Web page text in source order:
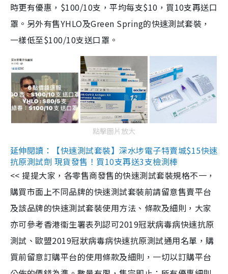
時更有優惠，$100/10支，平均每支$10，買10支再送口
罩。另外有售YHLO及Green Spring的快速測試套裝，
一樣低至$100/10支送口罩。
點擊圖片放大
延伸閱讀：【快速測試套裝】深水埗電子特賣城$15快速
抗原測試劑 現貨發售！買10支再送3支檢測棒
<< 提提大家，各零售商發售的快速測試套裝規格不一，
購買市面上不同品牌的快速測試套裝前請留意售賣平台
及該品牌的快速測試套裝使用方法、條款及細則，大家
亦可參考香港衞生署表列認可2019冠狀病毒病快速抗原
測試、歐盟2019冠狀病毒病快速抗原測試通用名單，購
買前留意訂購平台的使用條款及細則，一切以訂購平台